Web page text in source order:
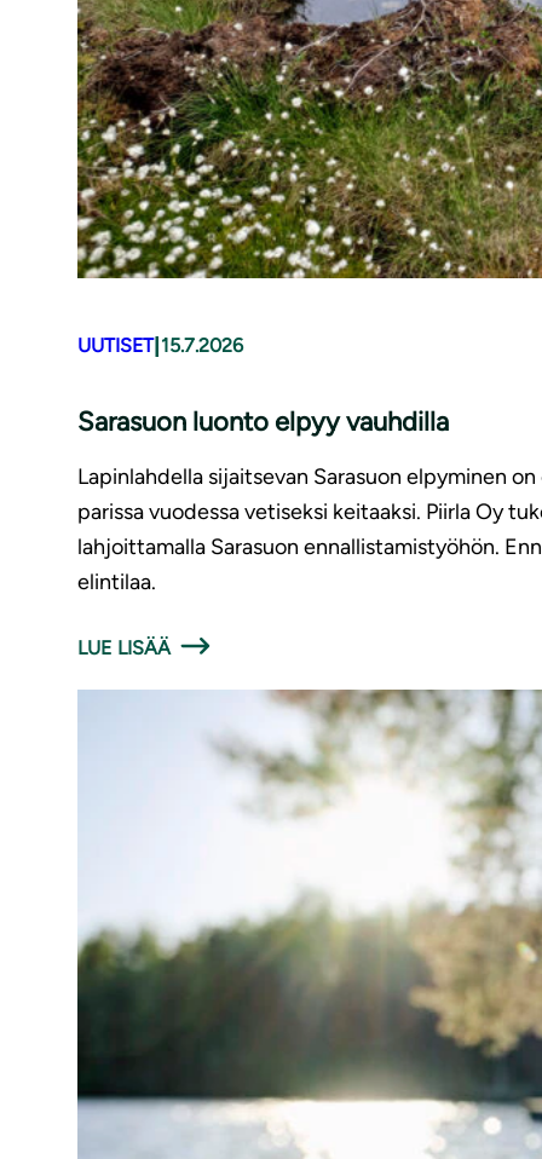
UUTISET| 15.7.2026
Sarasuon luonto elpyy vauhdilla
Lapinlahdella sijaitsevan Sarasuon elpyminen
parissa vuodessa vetiseksi keitaaksi. Piirla Oy
lahjoittamalla Sarasuon ennallistamistyöhön.
elintilaa.
LUE LISÄÄ